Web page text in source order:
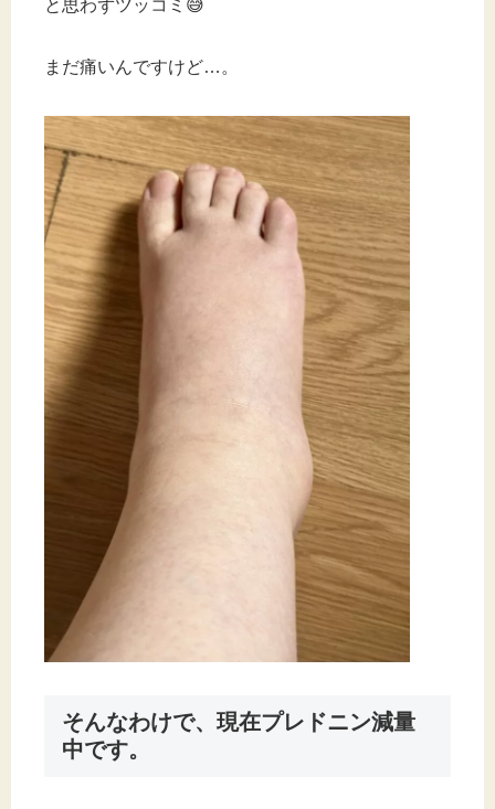
と思わずツッコミ😅
まだ痛いんですけど…。
そんなわけで、現在プレドニン減量
中です。